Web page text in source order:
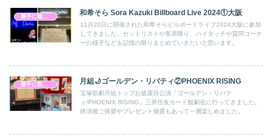
和希そら Sora Kazuki Billboard Live 2024①大阪
11月20日に開催された和希そらビルボードライブ2024大阪に参加
してきました。セットリストや客席降り、ハイタッチや質問コーナ
ーの様子などを記憶の限りまとめていきたいと思います。
勝手に観劇感想文 月組🌙ゴールデン・リバティ②PHOENIX RISING
宝塚歌劇月組トップお披露目公演「ゴールデン・リバテ
ィ/PHOENIX RISING」三井住友カード観劇会に行ってきました。
終演後ご挨拶やプレゼント抽選もあって一層楽しめました。